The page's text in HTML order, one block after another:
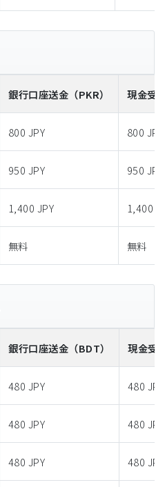
銀行口座送金 （PKR） 現金受
800 JPY 800 JPY
950 JPY 950 JPY
1,400 JPY 1,400
無料 無料
銀行口座送金 （BDT） 現金受
480 JPY 480 JPY
480 JPY 480 JPY
480 JPY 480 JPY